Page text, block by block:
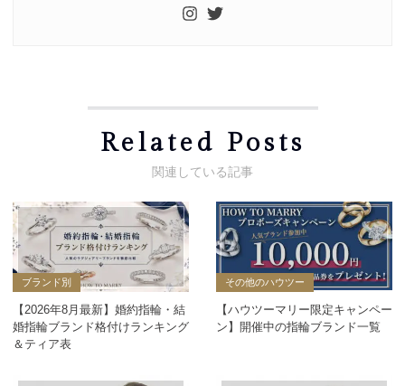
Related Posts
ブランド別
【2026年8月最新】婚約指輪・結
婚指輪ブランド格付けランキング
＆ティア表
その他のハウツー
【ハウツーマリー限定キャンペー
ン】開催中の指輪ブランド一覧